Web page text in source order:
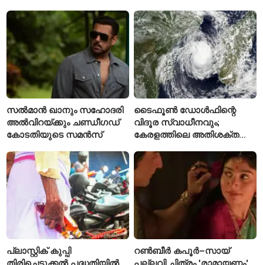
താരങ്ങൾക്ക് പരിശീലനം
നൽകും
സൽമാൻ ഖാനും സഹോദരി
അൽവിറയ്ക്കും ചണ്ഡീഗഡ്
കോടതിയുടെ സമൻസ്
ടൈഫൂൺ ഡോൾഫിന്റെ
വിദൂര സ്വാധീനവും;
കേരളത്തിലെ അതിശക്ത
കാരണമായേക്കുമെന്ന്
റിപ്പോർട്ട്
പ്ലാസ്റ്റിക് കുപ്പി
റൺബീർ കപൂർ–സായ്